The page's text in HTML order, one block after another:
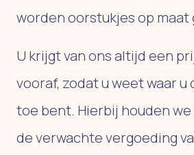
worden oorstukjes op maat
U krijgt van ons altijd een
vooraf, zodat u weet waar u
toe bent. Hierbij houden
de verwachte vergoeding